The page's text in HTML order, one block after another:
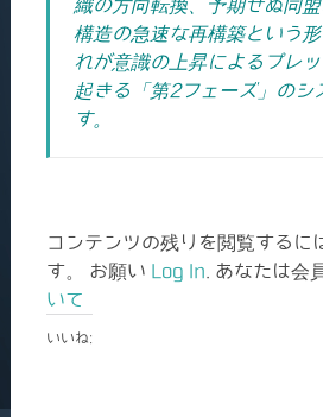
織の方向転換、予期せぬ同
構造の急速な再構築という
れが意識の上昇によるプレ
起きる「第2フェーズ」のシ
す。
コンテンツの残りを閲覧するに
す。 お願い Log In . あなたは会
いて
いいね: